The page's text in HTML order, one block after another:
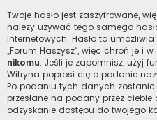
Twoje hasło jest zaszyfrowane,
należy używać tego samego
internetowych. Hasło to
„Forum Haszysz”, więc chroń je i
nikomu. Jeśli je zapomnisz, użyj
Witryna poprosi cię o podanie
Po podaniu tych danych zostanie
przesłane na podany przez
odzyskanie dostępu do twojego